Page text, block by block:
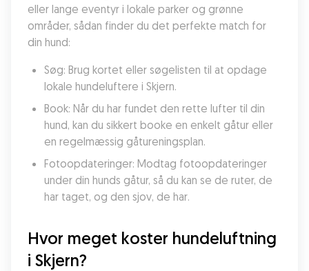
eller lange eventyr i lokale parker og grønne
områder, sådan finder du det perfekte match for
din hund:
Søg: Brug kortet eller søgelisten til at opdage
lokale hundeluftere i Skjern.
Book: Når du har fundet den rette lufter til din
hund, kan du sikkert booke en enkelt gåtur eller
en regelmæssig gåtureningsplan.
Fotoopdateringer: Modtag fotoopdateringer
under din hunds gåtur, så du kan se de ruter, de
har taget, og den sjov, de har.
Hvor meget koster hundeluftning
i Skjern?